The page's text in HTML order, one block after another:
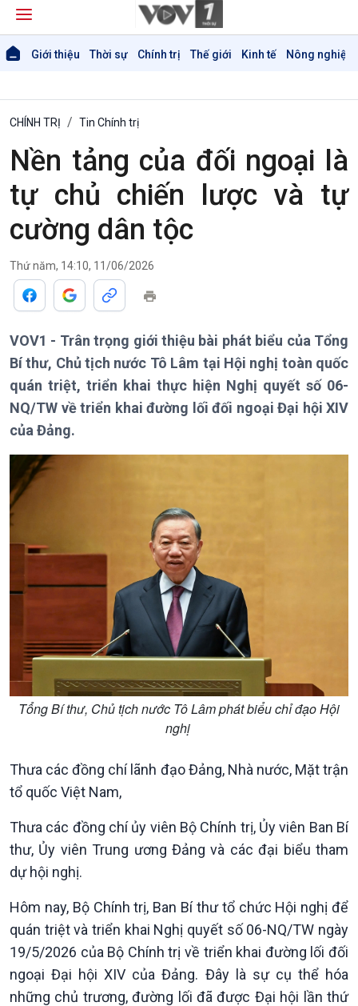
Giới thiệu Thời sự Chính trị Thế giới Kinh tế Nông nghiệp
CHÍNH TRỊ Tin Chính trị
Nền tảng của đối ngoại là
tự chủ chiến lược và tự
cường dân tộc
Thứ năm, 14:10, 11/06/2026
VOV1 - Trân trọng giới thiệu bài phát biểu của Tổng
Bí thư, Chủ tịch nước Tô Lâm tại Hội nghị toàn quốc
quán triệt, triển khai thực hiện Nghị quyết số 06-
NQ/TW về triển khai đường lối đối ngoại Đại hội XIV
của Đảng.
Tổng Bí thư, Chủ tịch nước Tô Lâm phát biểu chỉ đạo Hội
nghị
Thưa các đồng chí lãnh đạo Đảng, Nhà nước, Mặt trận
tổ quốc Việt Nam,
Thưa các đồng chí ủy viên Bộ Chính trị, Ủy viên Ban Bí
thư, Ủy viên Trung ương Đảng và các đại biểu tham
dự hội nghị.
Hôm nay, Bộ Chính trị, Ban Bí thư tổ chức Hội nghị để
quán triệt và triển khai Nghị quyết số 06-NQ/TW ngày
19/5/2026 của Bộ Chính trị về triển khai đường lối đối
ngoại Đại hội XIV của Đảng. Đây là sự cụ thể hóa
những chủ trương, đường lối đã được Đại hội lần thứ